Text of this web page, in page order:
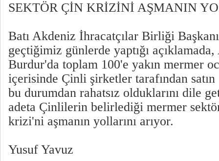
SEKTÖR ÇİN KRİZİNİ AŞMANIN
Batı Akdeniz İhracatçılar Birliği
geçtiğimiz günlerde yaptığı
Burdur'da toplam 100'e yakın mermer
içerisinde Çinli şirketler tarafından satın
bu durumdan rahatsız olduklarını dile
adeta Çinlilerin belirlediği mermer
krizi'ni aşmanın yollarını arıyor.
Yusuf Yavuz